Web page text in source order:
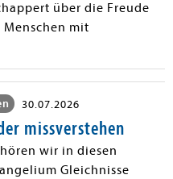
über die Freude
mit
30.07.2026
missverstehen
wir in diesen
Gleichnisse